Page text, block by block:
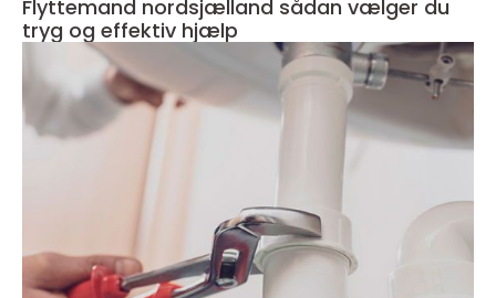
Flyttemand nordsjælland sådan vælger du
tryg og effektiv hjælp